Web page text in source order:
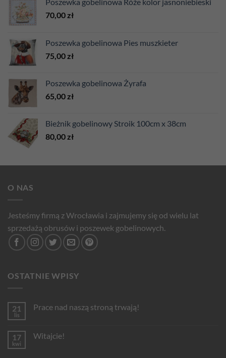
Poszewka gobelinowa Róże kolor jasnoniebieski
70,00 zł
Poszewka gobelinowa Pies muszkieter
75,00 zł
Poszewka gobelinowa Żyrafa
65,00 zł
Bieżnik gobelinowy Stroik 100cm x 38cm
80,00 zł
O NAS
Jesteśmy firmą z Wrocławia i zajmujemy się od wielu lat
sprzedażą obrusów i poszewek gobelinowych.
OSTATNIE WPISY
21
lis
Prace nad naszą stroną trwają!
Prace
17
kwi
Witajcie!